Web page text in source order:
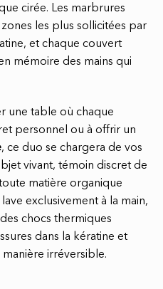
cirée. Les marbrures
les plus sollicitées par
et chaque couvert
mémoire des mains qui
une table où chaque
personnel ou à offrir un
, ce duo se chargera de vos
vivant, témoin discret de
matière organique
exclusivement à la main,
chocs thermiques
dans la kératine et
irréversible.